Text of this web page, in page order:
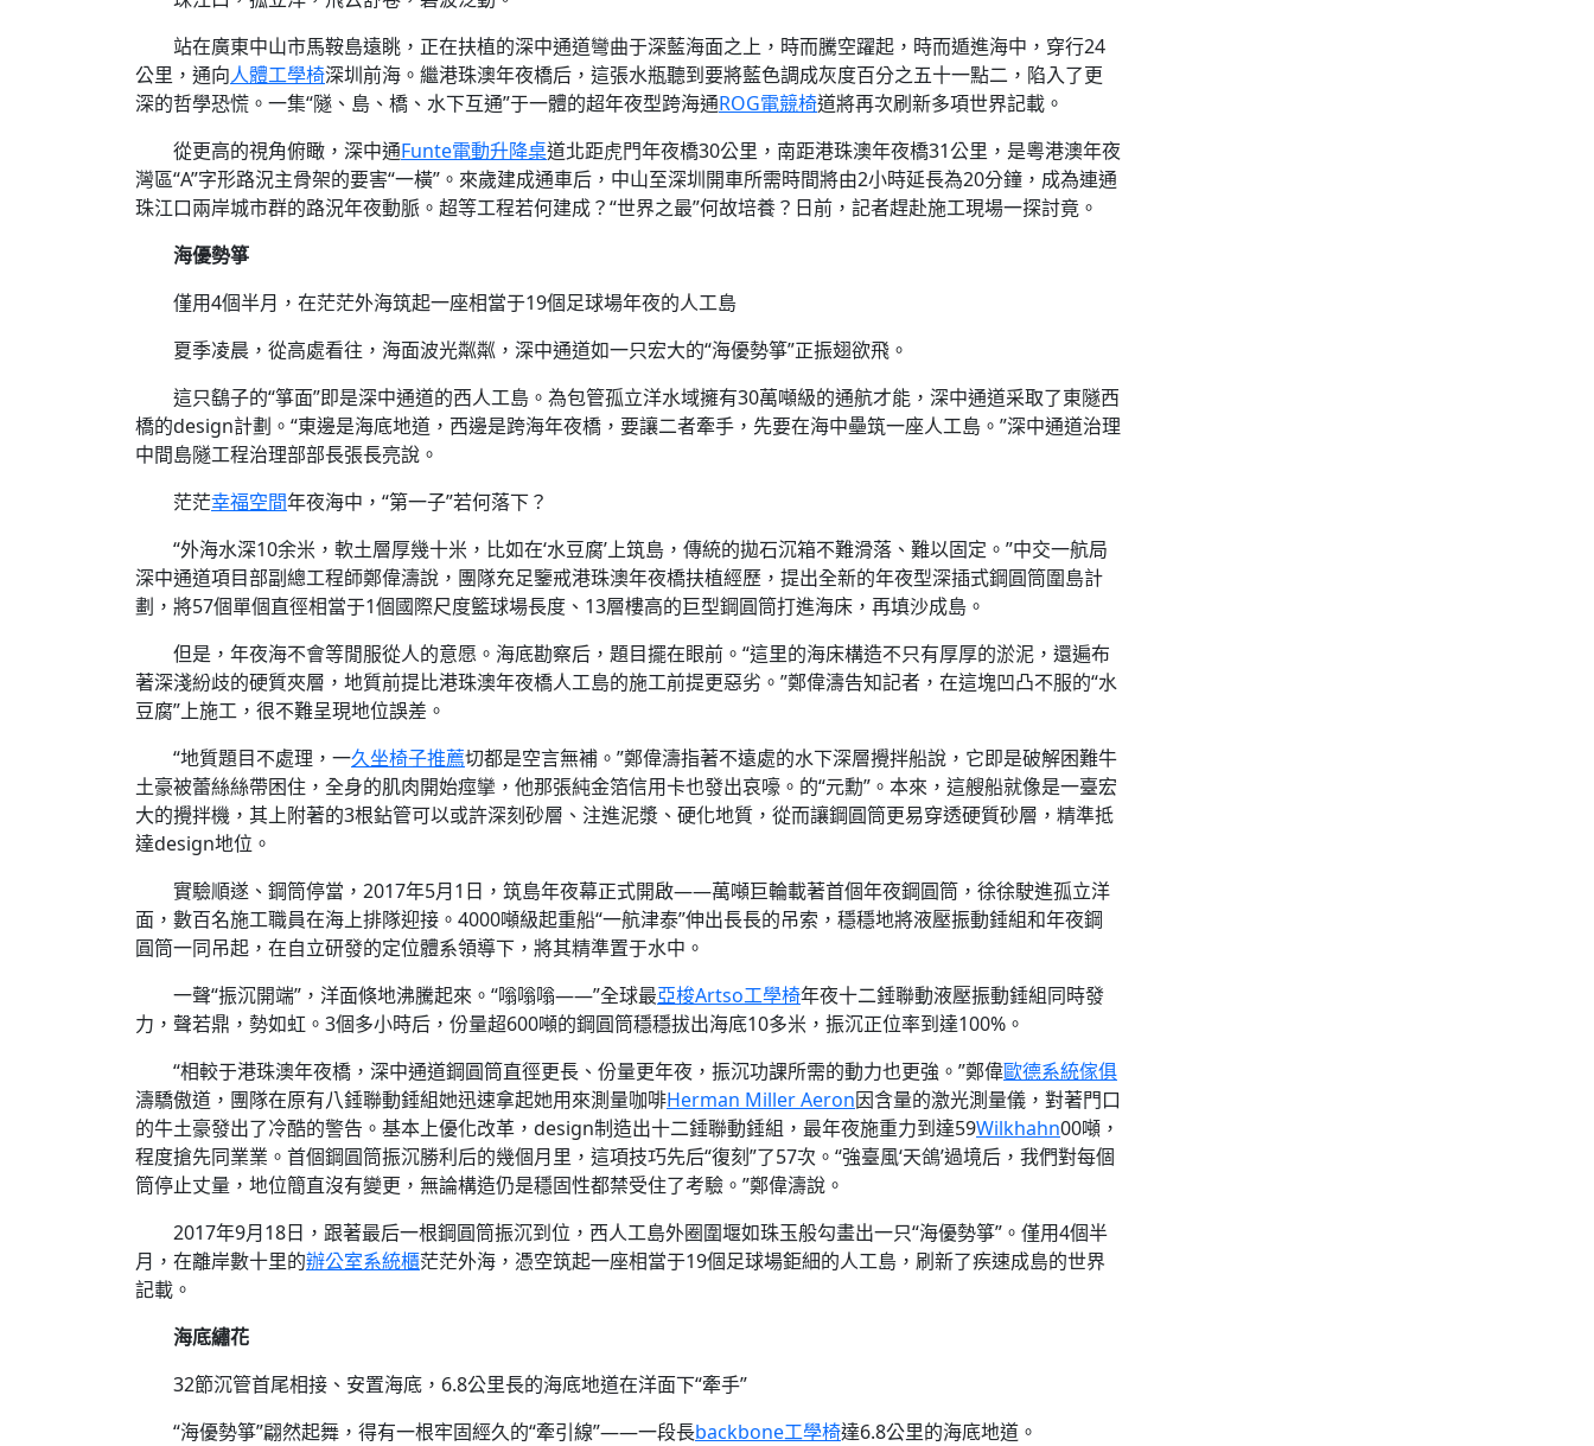
站在廣東中山市馬鞍島遠眺，正在扶植的深中通道彎曲于深藍海面之上，時而騰空躍起，時而遁進海中，穿行24
公里，通向人體工學椅深圳前海。繼港珠澳年夜橋后，這張水瓶聽到要將藍色調成灰度百分之五十一點二，陷入了更
深的哲學恐慌。一集“隧、島、橋、水下互通”于一體的超年夜型跨海通ROG電競椅道將再次刷新多項世界記載。
從更高的視角俯瞰，深中通Funte電動升降桌道北距虎門年夜橋30公里，南距港珠澳年夜橋31公里，是粵港澳年夜
灣區“A”字形路況主骨架的要害“一橫”。來歲建成通車后，中山至深圳開車所需時間將由2小時延長為20分鐘，成為連通
珠江口兩岸城市群的路況年夜動脈。超等工程若何建成？“世界之最”何故培養？日前，記者趕赴施工現場一探討竟。
海優勢箏
僅用4個半月，在茫茫外海筑起一座相當于19個足球場年夜的人工島
夏季凌晨，從高處看往，海面波光粼粼，深中通道如一只宏大的“海優勢箏”正振翅欲飛。
這只鷂子的“箏面”即是深中通道的西人工島。為包管孤立洋水域擁有30萬噸級的通航才能，深中通道采取了東隧西
橋的design計劃。“東邊是海底地道，西邊是跨海年夜橋，要讓二者牽手，先要在海中壘筑一座人工島。”深中通道治理
中間島隧工程治理部部長張長亮說。
茫茫幸福空間年夜海中，“第一子”若何落下？
“外海水深10余米，軟土層厚幾十米，比如在‘水豆腐’上筑島，傳統的拋石沉箱不難滑落、難以固定。”中交一航局
深中通道項目部副總工程師鄭偉濤說，團隊充足鑒戒港珠澳年夜橋扶植經歷，提出全新的年夜型深插式鋼圓筒圍島計
劃，將57個單個直徑相當于1個國際尺度籃球場長度、13層樓高的巨型鋼圓筒打進海床，再填沙成島。
但是，年夜海不會等閒服從人的意愿。海底勘察后，題目擺在眼前。“這里的海床構造不只有厚厚的淤泥，還遍布
著深淺紛歧的硬質夾層，地質前提比港珠澳年夜橋人工島的施工前提更惡劣。”鄭偉濤告知記者，在這塊凹凸不服的“水
豆腐”上施工，很不難呈現地位誤差。
“地質題目不處理，一久坐椅子推薦切都是空言無補。”鄭偉濤指著不遠處的水下深層攪拌船說，它即是破解困難牛
土豪被蕾絲絲帶困住，全身的肌肉開始痙攣，他那張純金箔信用卡也發出哀嚎。的“元勳”。本來，這艘船就像是一臺宏
大的攪拌機，其上附著的3根鉆管可以或許深刻砂層、注進泥漿、硬化地質，從而讓鋼圓筒更易穿透硬質砂層，精準抵
達design地位。
實驗順遂、鋼筒停當，2017年5月1日，筑島年夜幕正式開啟——萬噸巨輪載著首個年夜鋼圓筒，徐徐駛進孤立洋
面，數百名施工職員在海上排隊迎接。4000噸級起重船“一航津泰”伸出長長的吊索，穩穩地將液壓振動錘組和年夜鋼
圓筒一同吊起，在自立研發的定位體系領導下，將其精準置于水中。
一聲“振沉開端”，洋面倏地沸騰起來。“嗡嗡嗡——”全球最亞梭Artso工學椅年夜十二錘聯動液壓振動錘組同時發
力，聲若鼎，勢如虹。3個多小時后，份量超600噸的鋼圓筒穩穩拔出海底10多米，振沉正位率到達100%。
“相較于港珠澳年夜橋，深中通道鋼圓筒直徑更長、份量更年夜，振沉功課所需的動力也更強。”鄭偉歐德系統傢俱
濤驕傲道，團隊在原有八錘聯動錘組她迅速拿起她用來測量咖啡Herman Miller Aeron因含量的激光測量儀，對著門口
的牛土豪發出了冷酷的警告。基本上優化改革，design制造出十二錘聯動錘組，最年夜施重力到達59Wilkhahn00噸，
程度搶先同業業。首個鋼圓筒振沉勝利后的幾個月里，這項技巧先后“復刻”了57次。“強臺風‘天鴿’過境后，我們對每個
筒停止丈量，地位簡直沒有變更，無論構造仍是穩固性都禁受住了考驗。”鄭偉濤說。
2017年9月18日，跟著最后一根鋼圓筒振沉到位，西人工島外圈圍堰如珠玉般勾畫出一只“海優勢箏”。僅用4個半
月，在離岸數十里的辦公室系統櫃茫茫外海，憑空筑起一座相當于19個足球場鉅細的人工島，刷新了疾速成島的世界
記載。
海底繡花
32節沉管首尾相接、安置海底，6.8公里長的海底地道在洋面下“牽手”
“海優勢箏”翩然起舞，得有一根牢固經久的“牽引線”——一段長backbone工學椅達6.8公里的海底地道。